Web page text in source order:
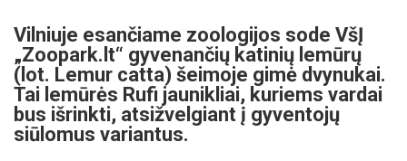
Vilniuje esančiame zoologijos sode VšĮ
„Zoopark.lt“ gyvenančių katinių lemūrų
(lot. Lemur catta) šeimoje gimė dvynukai.
Tai lemūrės Rufi jaunikliai, kuriems vardai
bus išrinkti, atsižvelgiant į gyventojų
siūlomus variantus.